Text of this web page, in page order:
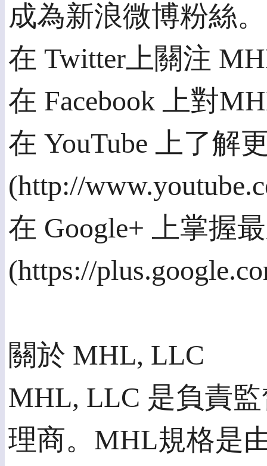
成為新浪微博粉絲
在 Twitter上關注
在 Facebook 上對
在 YouTube 上了解
(http://
在 Google+ 上掌握
(https://
關於 MHL, LLC
MHL, LLC 是負責
理商。MHL規格是